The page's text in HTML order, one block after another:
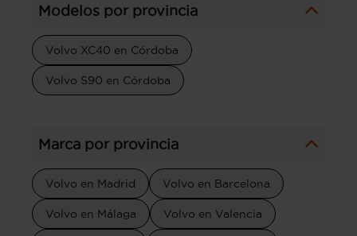
Modelos por provincia
Volvo XC40 en Córdoba
Volvo S90 en Córdoba
Marca por provincia
Volvo en Madrid Volvo en Barcelona
Volvo en Málaga Volvo en Valencia